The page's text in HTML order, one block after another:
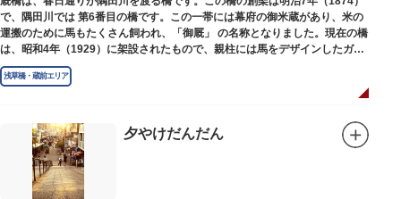
で、隅田川では 第6番目の橋です。この一帯には幕府の御米蔵があり、米の
運搬のために馬もたくさん飼われ、「御厩」 の名称となりました。現在の橋
は、昭和4年（1929）に架設されたもので、親柱には馬をデザインしたガラ
ス細工が組み込まれています。
浅草橋・蔵前エリア
夕やけだんだん